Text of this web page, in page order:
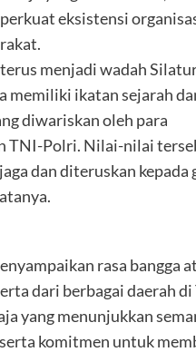
eksistensi
menjadi wadah
memiliki ikatan sejarah
diwariskan oleh para
TNI-Polri. Nilai-nilai
dan diteruskan kepada
rasa bangga
dari berbagai daerah di
yang menunjukkan
komitmen untuk